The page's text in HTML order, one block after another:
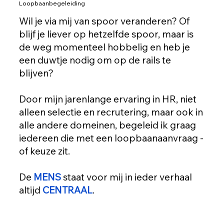
Wil je via mij van spoor veranderen? Of
blijf je liever op hetzelfde spoor, maar is
de weg momenteel hobbelig en heb je
een duwtje nodig om op de rails te
blijven?
Door mijn jarenlange ervaring in HR, niet
alleen selectie en recrutering, maar ook in
alle andere domeinen, begeleid ik graag
iedereen die met een loopbaanaanvraag -
of keuze zit.
De MENSstaat voor mij in ieder verhaal
altijd CENTRAAL.
Loopbaanbegeleiding